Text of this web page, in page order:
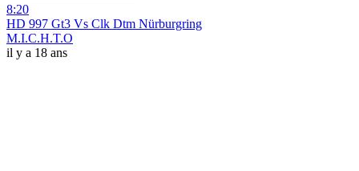
8:20
HD 997 Gt3 Vs Clk Dtm Nürburgring
M.I.C.H.T.O
il y a 18 ans